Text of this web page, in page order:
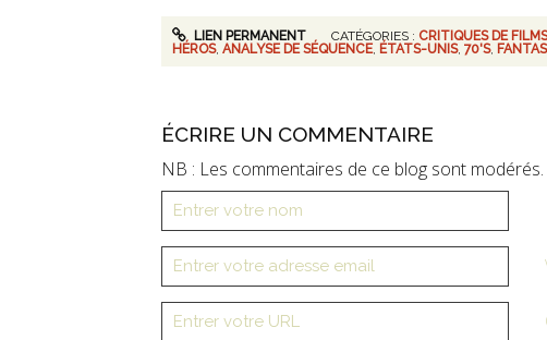
LIEN PERMANENT CATÉGORIES : CRITIQUES DE
HÉROS, ANALYSE DE SÉQUENCE, ÉTATS-UNIS, 70'S,
ÉCRIRE UN COMMENTAIRE
NB : Les commentaires de ce blog sont modérés.